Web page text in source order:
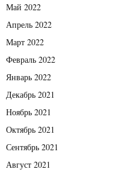
Май 2022
Апрель 2022
Март 2022
Февраль 2022
Январь 2022
Декабрь 2021
Ноябрь 2021
Октябрь 2021
Сентябрь 2021
Август 2021